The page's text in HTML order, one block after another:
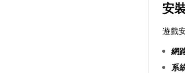
安
遊戲
網
系